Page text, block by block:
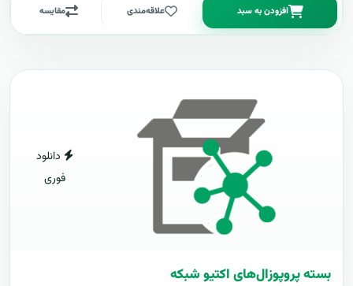
افزودن به سبد علاقه‌مندی مقایسه
دانلود
فوری
بسته پروپوزال‌های اکتیو شبکه